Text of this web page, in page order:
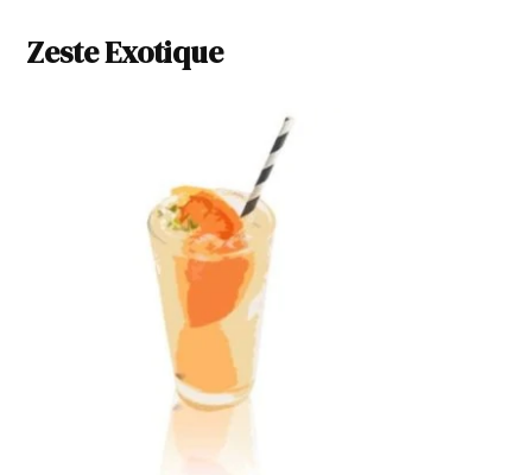
Zeste Exotique